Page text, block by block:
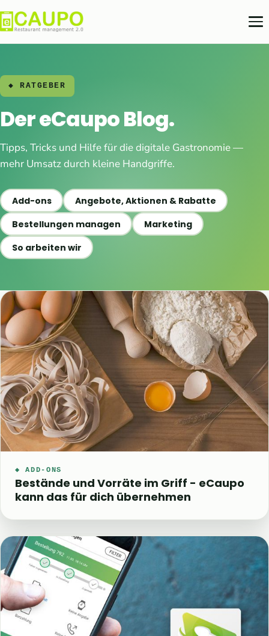
◆ RATGEBER
Der eCaupo Blog.
Tipps, Tricks und Hilfe für die digitale Gastronomie —
mehr Umsatz durch kleine Handgriffe.
Add-ons
Angebote, Aktionen & Rabatte
Bestellungen managen
Marketing
So arbeiten wir
◆ ADD-ONS
Bestände und Vorräte im Griff - eCaupo
kann das für dich übernehmen